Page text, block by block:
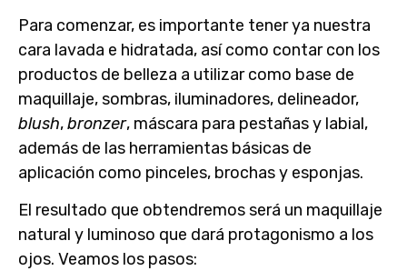
Para comenzar, es importante tener ya nuestra
cara lavada e hidratada, así como contar con los
productos de belleza a utilizar como base de
maquillaje, sombras, iluminadores, delineador,
blush,bronzer, máscara para pestañas y labial,
además de las herramientas básicas de
aplicación como pinceles, brochas y esponjas.
El resultado que obtendremos será un maquillaje
natural y luminoso que dará protagonismo a los
ojos. Veamos los pasos: